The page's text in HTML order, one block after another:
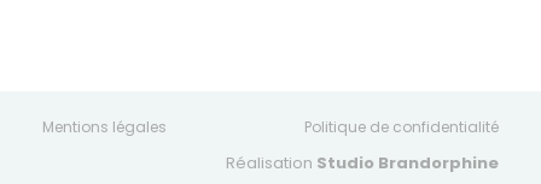
Mentions légales Politique de confidentialité
Réalisation Studio Brandorphine